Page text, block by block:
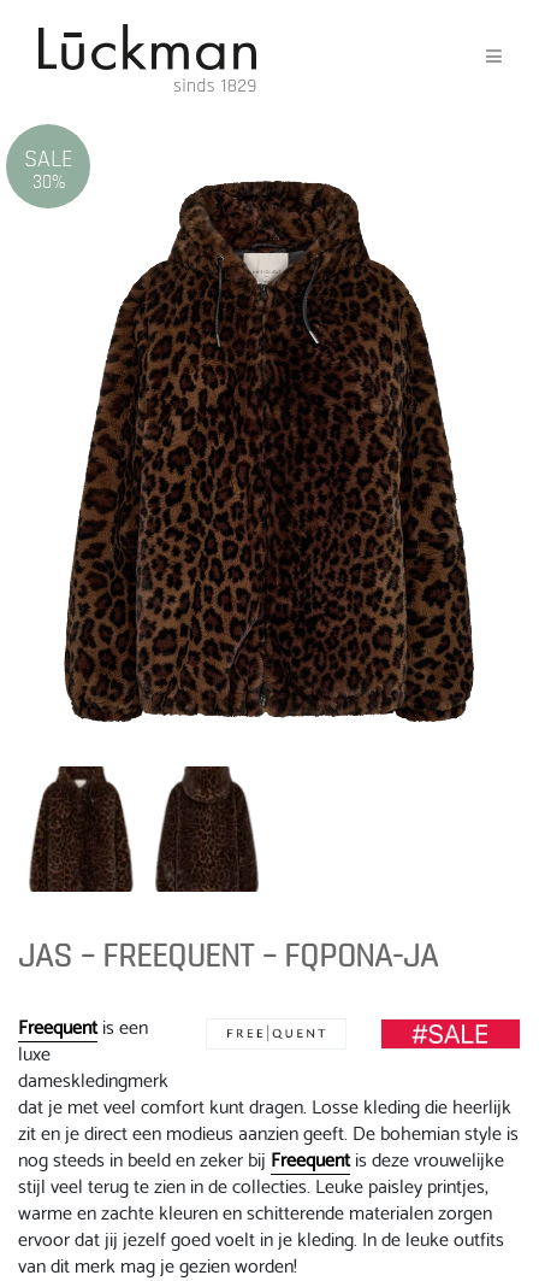
SALE
30%
JAS – FREEQUENT – FQPONA-JA
Freequentis een
luxe
dameskledingmerk
dat je met veel comfort kunt dragen. Losse kleding die heerlijk
zit en je direct een modieus aanzien geeft. De bohemian style is
nog steeds in beeld en zeker bij Freequentis deze vrouwelijke
stijl veel terug te zien in de collecties. Leuke paisley printjes,
warme en zachte kleuren en schitterende materialen zorgen
ervoor dat jij jezelf goed voelt in je kleding. In de leuke outfits
van dit merk mag je gezien worden!